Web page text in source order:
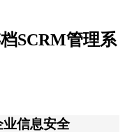
SCRM管理系
业信息安全